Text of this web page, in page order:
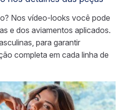
Nos vídeo-looks você pode
e dos aviamentos aplicados.
para garantir
completa em cada linha de